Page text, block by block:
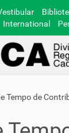
International
Tempo de